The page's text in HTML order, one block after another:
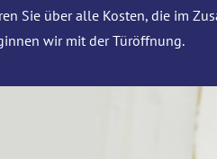
Sie über alle Kosten, die im
wir mit der Türöffnung.